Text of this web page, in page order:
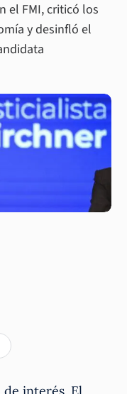
el FMI, criticó los
y desinfló el